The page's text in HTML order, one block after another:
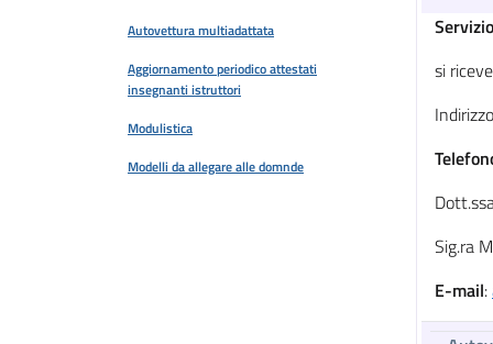
Autovettura multiadattata
Aggiornamento periodico attestati
insegnanti istruttori
Modulistica
Modelli da allegare alle domnde
si
Sig.ra
E-mail: